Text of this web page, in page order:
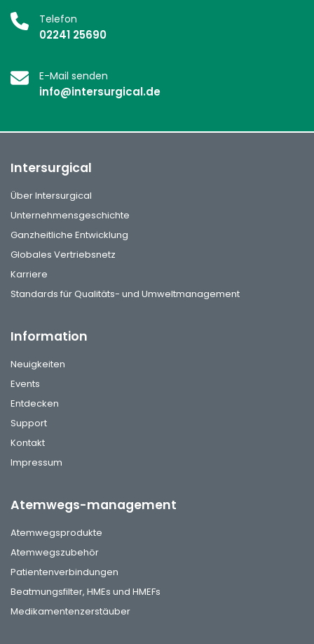
Telefon
02241 25690
E-Mail senden
info@intersurgical.de
Intersurgical
Über Intersurgical
Unternehmensgeschichte
Ganzheitliche Entwicklung
Globales Vertriebsnetz
Karriere
Standards für Qualitäts- und Umweltmanagement
Information
Neuigkeiten
Events
Entdecken
Support
Kontakt
Impressum
Atemwegs-management
Atemwegsprodukte
Atemwegszubehör
Patientenverbindungen
Beatmungsfilter, HMEs und HMEFs
Medikamentenzerstäuber